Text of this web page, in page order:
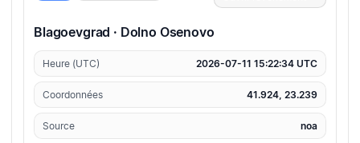
Blagoevgrad · Dolno Osenovo
Heure (UTC) 2026-07-11 15:22:34 UTC
Coordonnées 41.924, 23.239
Source noa